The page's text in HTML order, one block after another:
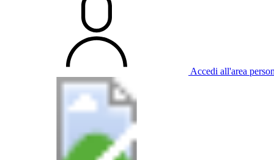
Accedi all'area